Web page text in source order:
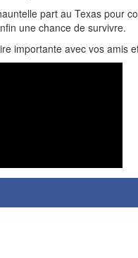
part au Texas pour
une chance de survivre.
importante avec vos amis